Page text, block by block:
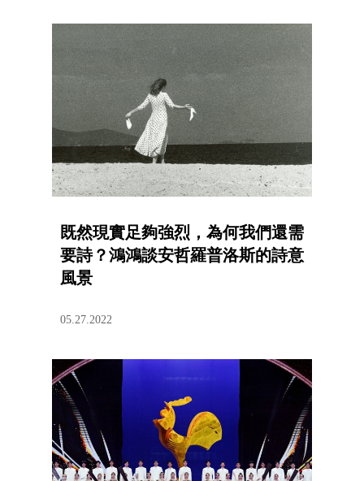
既然現實足夠強烈，為何我們還需
要詩？鴻鴻談安哲羅普洛斯的詩意
風景
05.27.2022